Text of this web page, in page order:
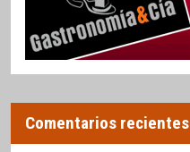
Comentarios recientes